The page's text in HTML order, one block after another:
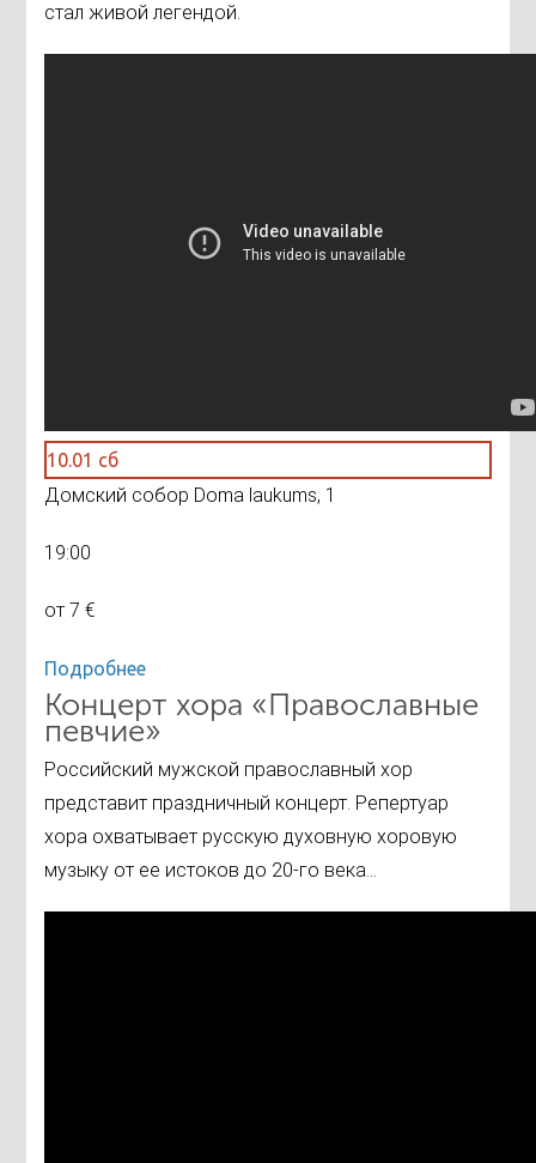
стал живой легендой.
10.01 сб
Домский собор Doma laukums, 1
19:00
от 7 €
Подробнее
Концерт хора «Православные
певчие»
Российский мужской православный хор
представит праздничный концерт. Репертуар
хора охватывает русскую духовную хоровую
музыку от ее истоков до 20-го века...